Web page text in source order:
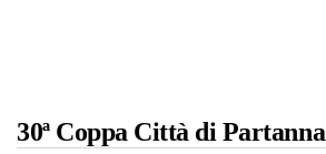
30ª Coppa Città di Partanna